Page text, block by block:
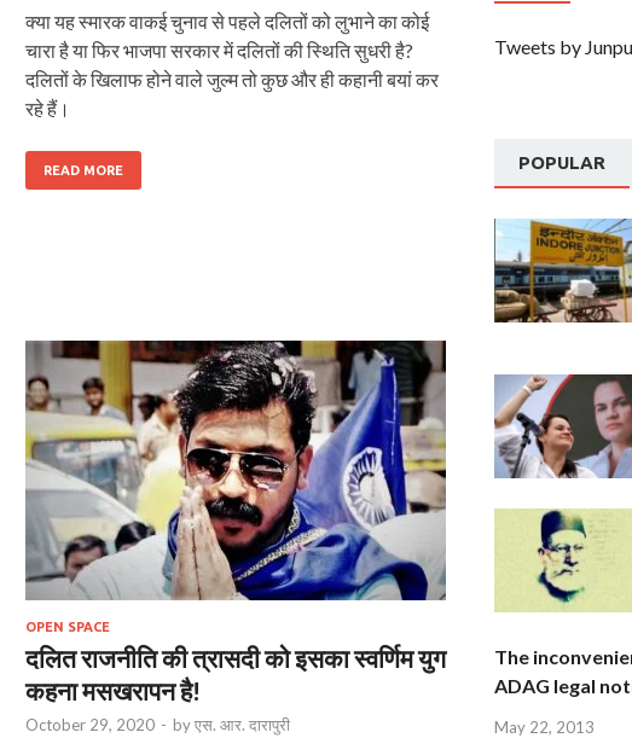
क्या यह स्मारक वाकई चुनाव से पहले दलितों को लुभाने का कोई
चारा है या फिर भाजपा सरकार में दलितों की स्थिति सुधरी है?
दलितों के खिलाफ होने वाले जुल्म तो कुछ और ही कहानी बयां कर
रहे हैं।
READ MORE
OPEN SPACE
दलित राजनीति की त्रासदी को इसका स्वर्णिम युग
कहना मसखरापन है!
October 29, 2020 - byएस. आर. दारापुरी
Tweets by
POPULAR
The
ADAG legal
May 22, 2013